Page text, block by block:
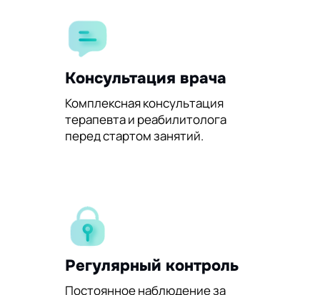
Консультация врача
Комплексная консультация
терапевта и реабилитолога
перед стартом занятий.
Регулярный контроль
Постоянное наблюдение за